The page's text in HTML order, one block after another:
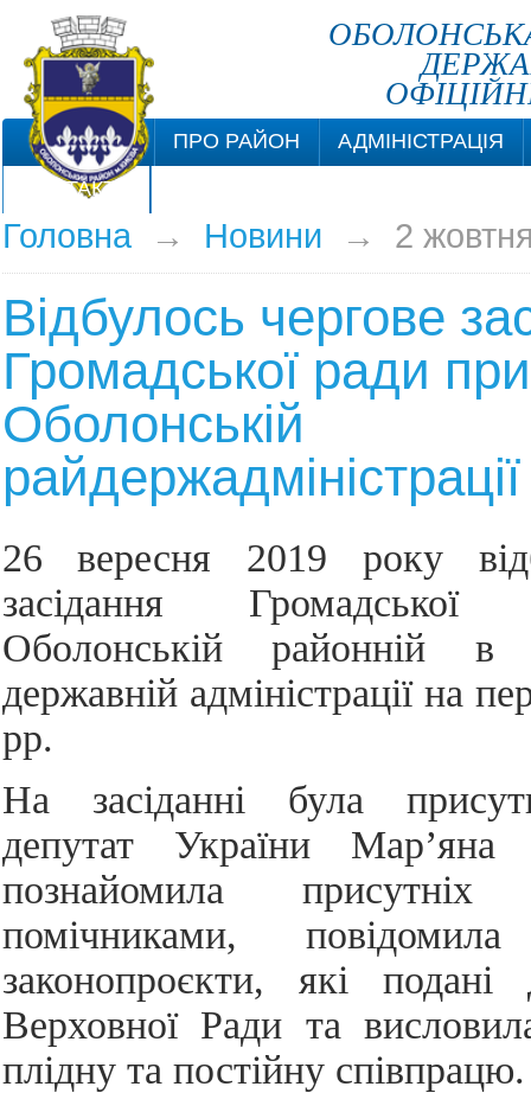
ПРО РАЙОН
АДМІНІСТРАЦІЯ
КОНТАКТИ
Головна→ Новини → 2
Відбулось чергове
Громадської ради при
Оболонській
райдержадміністрації
26 вересня 2019 року
засідання
Оболонській районній в
державній адміністрації на
рр.
На засіданні була
депутат України Мар’яна
познайомила
помічниками,
законопроєкти, які подані
Верховної Ради та
плідну та постійну співпрацю.